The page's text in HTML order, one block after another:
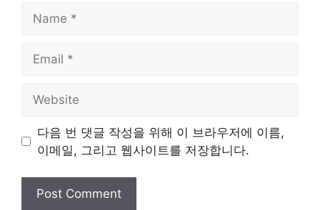
다음 번 댓글 작성을 위해 이 브라우저에 이름,
이메일, 그리고 웹사이트를 저장합니다.